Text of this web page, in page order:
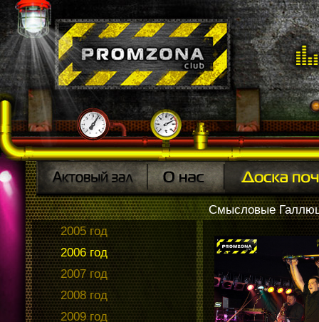
2005 год
2006 год
2007 год
2008 год
2009 год
Смысловые